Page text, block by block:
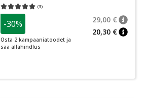
(3)
Keskmine hinnang 5.00
-30%
Osta 2 kampaaniatoodet ja
saa allahindlus
29,00 €
20,30 €